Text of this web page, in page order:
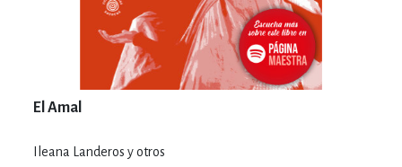
El Amal
Ileana Landeros y otros